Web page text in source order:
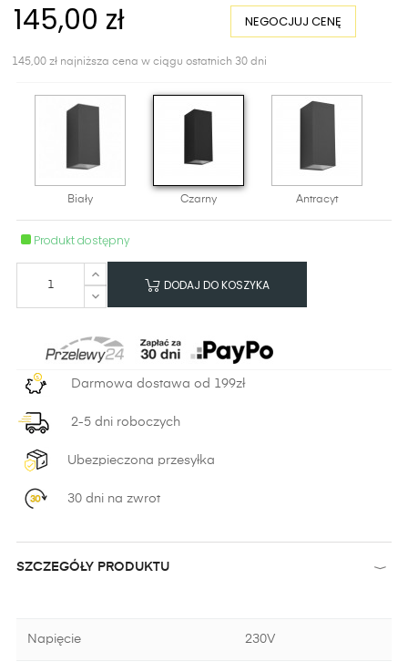
145,00 zł NEGOCJUJ CENĘ
145,00 zł najniższa cena w ciągu ostatnich 30 dni
Biały Czarny Antracyt
Produkt dostępny
DODAJ DO KOSZYKA
Darmowa dostawa od 199zł
2-5 dni roboczych
Ubezpieczona przesyłka
30 dni na zwrot
SZCZEGÓŁY PRODUKTU
Napięcie 230V